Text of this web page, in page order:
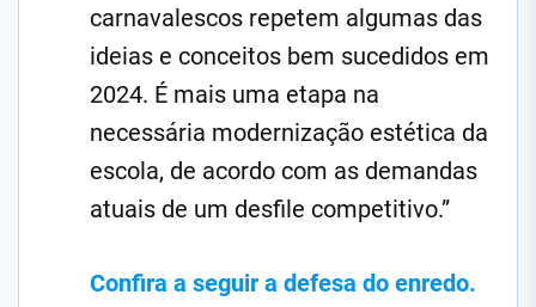
carnavalescos repetem algumas das
ideias e conceitos bem sucedidos em
2024. É mais uma etapa na
necessária modernização estética da
escola, de acordo com as demandas
atuais de um desfile competitivo.”
Confira a seguir a defesa do enredo.